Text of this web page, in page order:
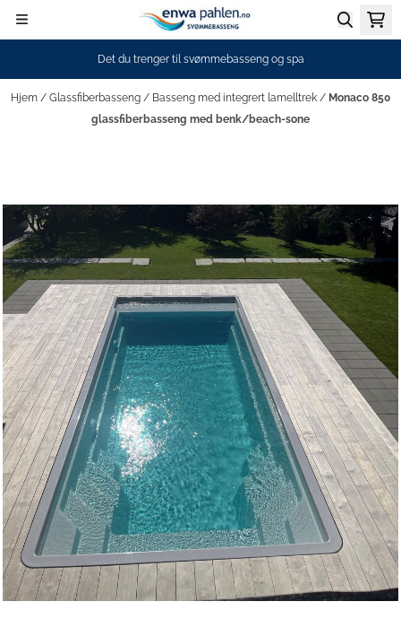
Hopp til innhold
Det du trenger til svømmebasseng og spa
Hjem / Glassfiberbasseng / Basseng med integrert lamelltrek / Monaco 850
glassfiberbasseng med benk/beach-sone